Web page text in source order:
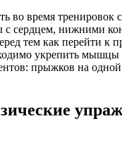
во время тренировок
с сердцем, нижними
тем как перейти к
укрепить мышцы
прыжков на